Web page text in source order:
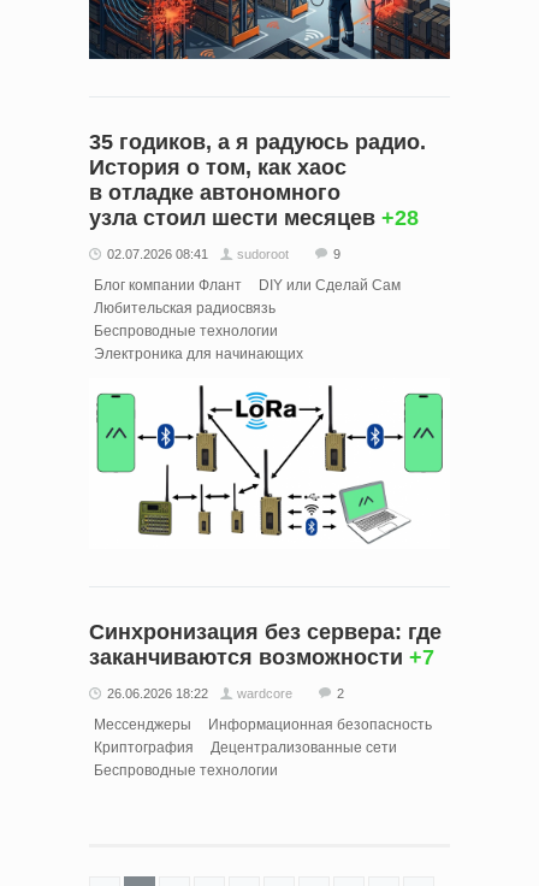
35 годиков, а я радуюсь радио.
История о том, как хаос
в отладке автономного
узла стоил шести месяцев +28
02.07.2026 08:41 sudoroot 9
Блог компании Флант
DIY или Сделай Сам
Любительская радиосвязь
Беспроводные технологии
Электроника для начинающих
Синхронизация без сервера: где
заканчиваются возможности +7
26.06.2026 18:22 wardcore 2
Мессенджеры
Информационная безопасность
Криптография
Децентрализованные сети
Беспроводные технологии